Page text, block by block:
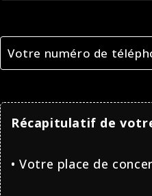
Récapitulatif de
• Votre place de